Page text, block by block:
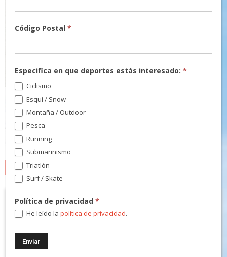
MARCAS
Código Postal*
Especifica en que deportes estás interesado:*
Ciclismo
Esquí / Snow
Montaña / Outdoor
Pesca
Running
Submarinismo
Triatlón
Surf / Skate
Política de privacidad*
He leído lapolítica de privacidad.